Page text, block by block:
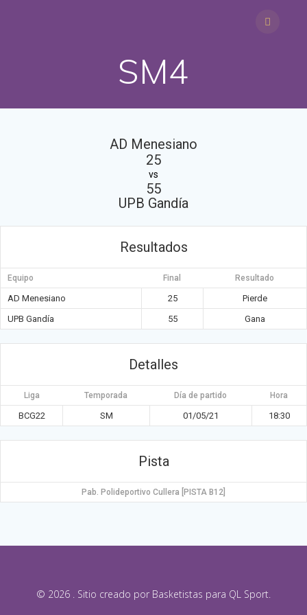
SM4
AD Menesiano
25
vs
55
UPB Gandía
Resultados
Equipo Final Resultado
AD Menesiano 25
Pierde
UPB Gandía
55 Gana
Detalles
Liga Temporada Día de partido Hora
BCG22 SM 01/05/21 18:30
Pista
Pab. Polideportivo Cullera [PISTA B12]
© 2026 . Sitio creado por Basketistas para QL Sport.